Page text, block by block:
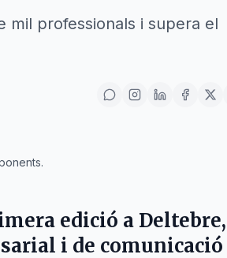
mil professionals i supera el
edició a Deltebre,
i de comunicació